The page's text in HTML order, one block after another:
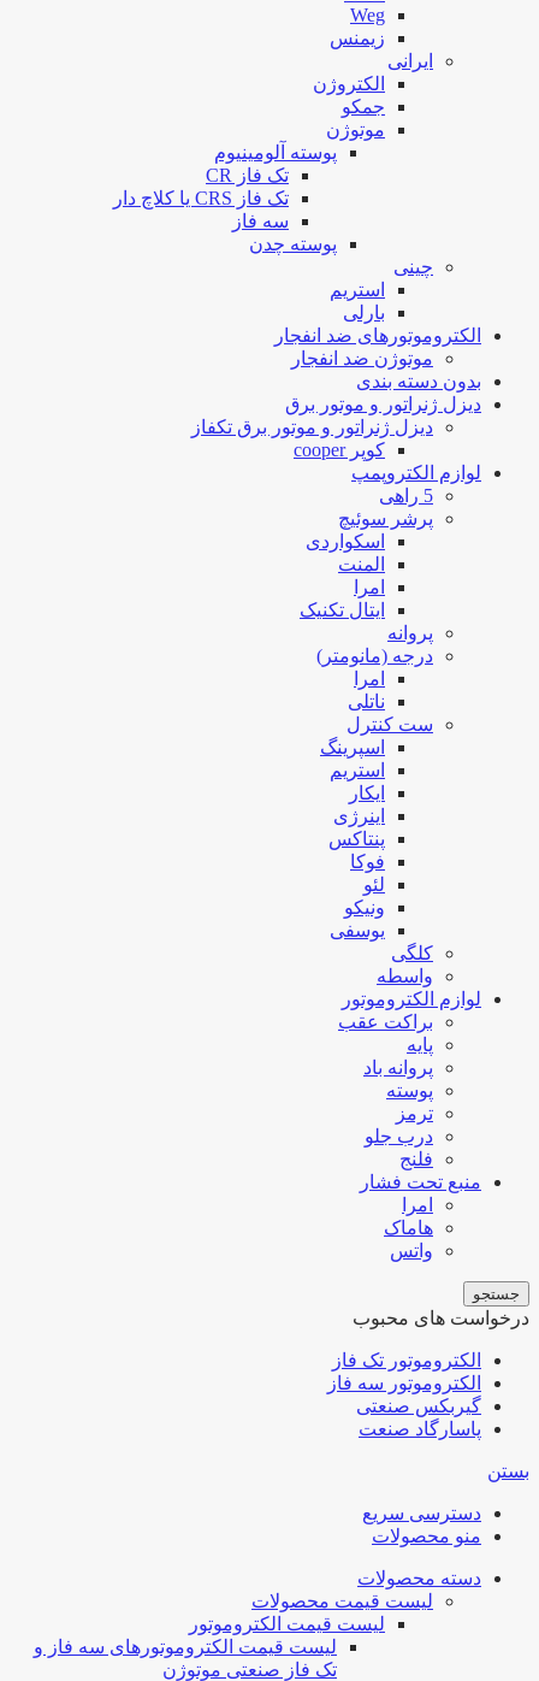
Weg
زیمنس
ایرانی
الکتروژن
جمکو
موتوژن
پوسته آلومینیوم
تک فاز CR
تک فاز CRS یا کلاچ دار
سه فاز
پوسته چدن
چینی
استریم
بارلی
الکتروموتورهای ضد انفجار
موتوژن ضد انفجار
بدون دسته بندی
دیزل ژنراتور و موتور برق
دیزل ژنراتور و موتور برق تکفاز
کوپر cooper
لوازم الکتروپمپ
5 راهی
پرشر سوئیچ
اسکواردی
المنت
امرا
ایتال تکنیک
پروانه
درجه (مانومتر)
امرا
ناتلی
ست کنترل
اسپرینگ
استریم
ایکار
اینرژی
پنتاکس
فوکا
لئو
ونیکو
یوسفی
کلگی
واسطه
لوازم الکتروموتور
براکت عقب
پایه
پروانه باد
پوسته
ترمز
درب جلو
فلنج
منبع تحت فشار
امرا
هاماک
واتس
جستجو
درخواست های محبوب
الکتروموتور تک فاز
الکتروموتور سه فاز
گیربکس صنعتی
پاسارگاد صنعت
بستن
دسترسی سریع
منو محصولات
دسته محصولات
لیست قیمت محصولات
لیست قیمت الکتروموتور
لیست قیمت الکتروموتورهای سه فاز و
تک فاز صنعتی موتوژن